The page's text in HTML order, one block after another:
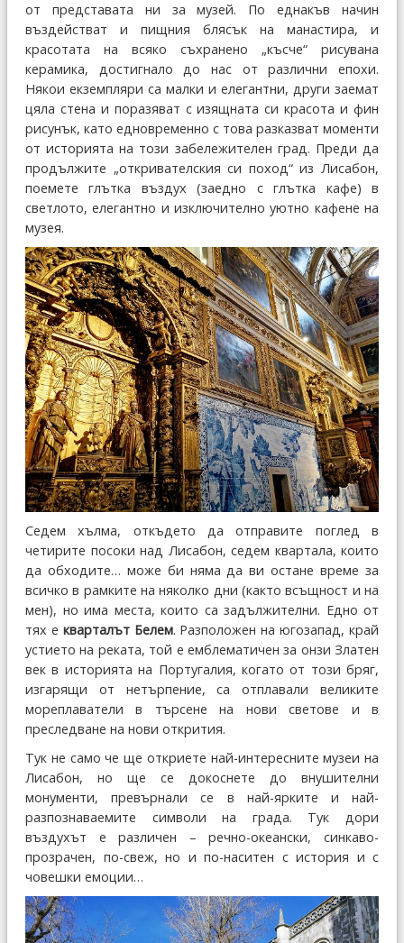
от представата ни за музей. По еднакъв начин
въздействат и пищния блясък на манастира, и
красотата на всяко съхранено „късче“ рисувана
керамика, достигнало до нас от различни епохи.
Някои екземпляри са малки и елегантни, други заемат
цяла стена и поразяват с изящната си красота и фин
рисунък, като едновременно с това разказват моменти
от историята на този забележителен град. Преди да
продължите „откривателския си поход“ из Лисабон,
поемете глътка въздух (заедно с глътка кафе) в
светлото, елегантно и изключително уютно кафене на
музея.
Седем хълма, откъдето да отправите поглед в
четирите посоки над Лисабон, седем квартала, които
да обходите… може би няма да ви остане време за
всичко в рамките на няколко дни (както всъщност и на
мен), но има места, които са задължителни. Едно от
тях е кварталът Белем. Разположен на югозапад, край
устието на реката, той е емблематичен за онзи Златен
век в историята на Португалия, когато от този бряг,
изгарящи от нетърпение, са отплавали великите
мореплаватели в търсене на нови светове и в
преследване на нови открития.
Тук не само че ще откриете най-интересните музеи на
Лисабон, но ще се докоснете до внушителни
монументи, превърнали се в най-ярките и най-
разпознаваемите символи на града. Тук дори
въздухът е различен – речно-океански, синкаво-
прозрачен, по-свеж, но и по-наситен с история и с
човешки емоции…